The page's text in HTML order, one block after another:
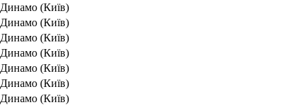
Динамо (Київ)
Динамо (Київ)
Динамо (Київ)
Динамо (Київ)
Динамо (Київ)
Динамо (Київ)
Динамо (Київ)